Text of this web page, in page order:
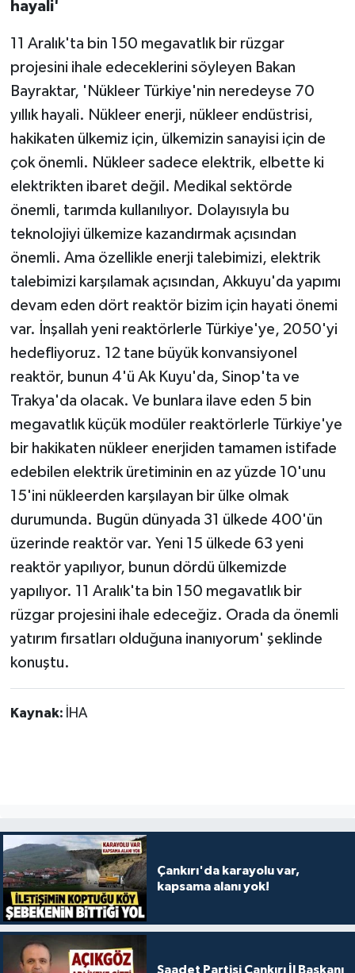
hayali'
11 Aralık'ta bin 150 megavatlık bir rüzgar
projesini ihale edeceklerini söyleyen Bakan
Bayraktar, 'Nükleer Türkiye'nin neredeyse 70
yıllık hayali. Nükleer enerji, nükleer endüstrisi,
hakikaten ülkemiz için, ülkemizin sanayisi için de
çok önemli. Nükleer sadece elektrik, elbette ki
elektrikten ibaret değil. Medikal sektörde
önemli, tarımda kullanılıyor. Dolayısıyla bu
teknolojiyi ülkemize kazandırmak açısından
önemli. Ama özellikle enerji talebimizi, elektrik
talebimizi karşılamak açısından, Akkuyu'da yapımı
devam eden dört reaktör bizim için hayati önemi
var. İnşallah yeni reaktörlerle Türkiye'ye, 2050'yi
hedefliyoruz. 12 tane büyük konvansiyonel
reaktör, bunun 4'ü Ak Kuyu'da, Sinop'ta ve
Trakya'da olacak. Ve bunlara ilave eden 5 bin
megavatlık küçük modüler reaktörlerle Türkiye'ye
bir hakikaten nükleer enerjiden tamamen istifade
edebilen elektrik üretiminin en az yüzde 10'unu
15'ini nükleerden karşılayan bir ülke olmak
durumunda. Bugün dünyada 31 ülkede 400'ün
üzerinde reaktör var. Yeni 15 ülkede 63 yeni
reaktör yapılıyor, bunun dördü ülkemizde
yapılıyor. 11 Aralık'ta bin 150 megavatlık bir
rüzgar projesini ihale edeceğiz. Orada da önemli
yatırım fırsatları olduğuna inanıyorum' şeklinde
konuştu.
Kaynak: İHA
Çankırı'da karayolu var,
kapsama alanı yok!
Saadet Partisi Çankırı İl Başkanı